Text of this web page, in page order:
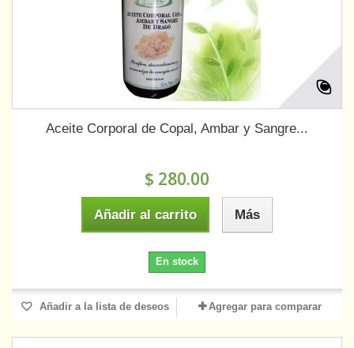
Aceite Corporal de Copal, Ambar y Sangre...
$ 280.00
Añadir al carrito Más
En stock
Añadir a la lista de deseos Agregar para comparar